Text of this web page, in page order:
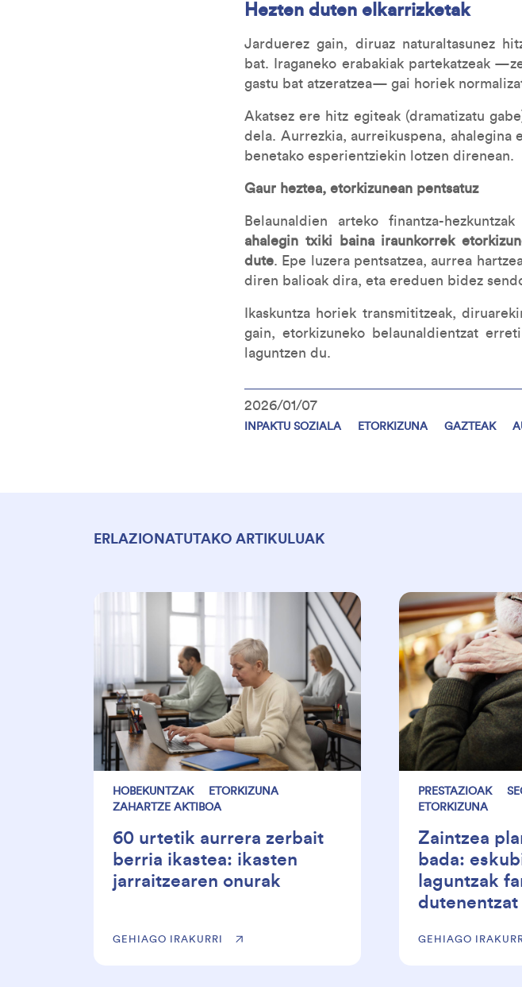
Hezten duten elkarrizketak
Jarduerez gain, diruaz naturaltasunez
bat. Iraganeko erabakiak partekatzeak
gastu bat atzeratzea— gai horiek
Akatsez ere hitz egiteak (dramatizatu
dela. Aurrezkia, aurreikuspena,
benetako esperientziekin lotzen direnean.
Gaur heztea, etorkizunean pentsatuz
Belaunaldien arteko finantza-
ahalegin txiki baina iraunkorrek
dute. Epe luzera pentsatzea, aurrea
diren balioak dira, eta ereduen bidez
Ikaskuntza horiek transmititzeak,
gain, etorkizuneko belaunaldientzat
laguntzen du.
2026/01/07
INPAKTU SOZIALA ETORKIZUNA GAZTEAK
ERLAZIONATUTAKO ARTIKULUAK
HOBEKUNTZAK
ETORKIZUNA
ZAHARTZE AKTIBOA
60 urtetik aurrera zerbait
berria ikastea: ikasten
jarraitzearen onurak
GEHIAGO IRAKURRI
PRESTAZIOAK
ETORKIZUNA
Zaintzea
bada:
laguntzak
dutenentzat
GEHIAGO